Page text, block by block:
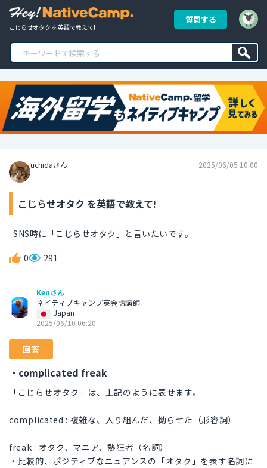
こじらせオタク を英語で教えて!
質問する
uchidaさん 2025/06/05 10:00
こじらせオタク を英語で教えて!
SNS時に「こじらせオタク」と言いたいです。
0 291
Kenさん
ネイティブキャンプ英会話講師
Japan
2025/06/10 06:20
回答
・complicated freak
「こじらせオタク」は、上記のように表せます。
complicated : 複雑な、入り組んだ、拗らせた（形容詞）
freak : オタク、マニア、熱狂者（名詞）
・比較的、ポジティブなニュアンスの「オタク」を表す名詞に